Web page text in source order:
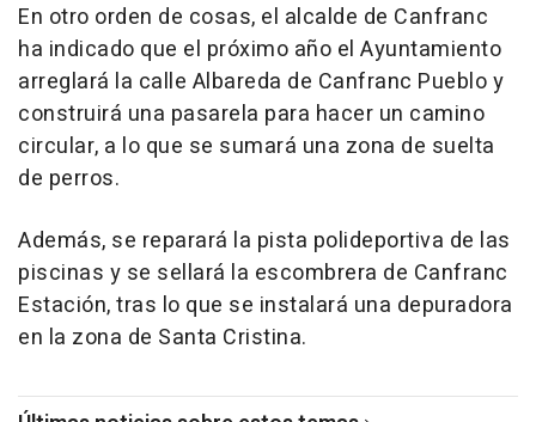
En otro orden de cosas, el alcalde de Canfranc
ha indicado que el próximo año el Ayuntamiento
arreglará la calle Albareda de Canfranc Pueblo y
construirá una pasarela para hacer un camino
circular, a lo que se sumará una zona de suelta
de perros.
Además, se reparará la pista polideportiva de las
piscinas y se sellará la escombrera de Canfranc
Estación, tras lo que se instalará una depuradora
en la zona de Santa Cristina.